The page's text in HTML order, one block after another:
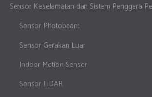
Sensor Keselamatan dan Sistem Penggera
Sensor Photobeam
Sensor Gerakan Luar
Indoor Motion Sensor
Sensor LiDAR